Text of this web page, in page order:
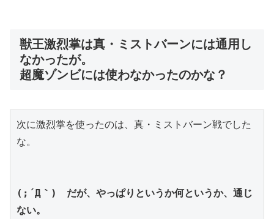
獣王激烈掌は真・ミストバーンには通用し
なかったが。
超魔ゾンビには使わなかったのかな？
次に激烈掌を使ったのは、真・ミストバーン戦でした
な。
(;´Д｀)　だが、やっぱりというか何というか、通じ
ない。